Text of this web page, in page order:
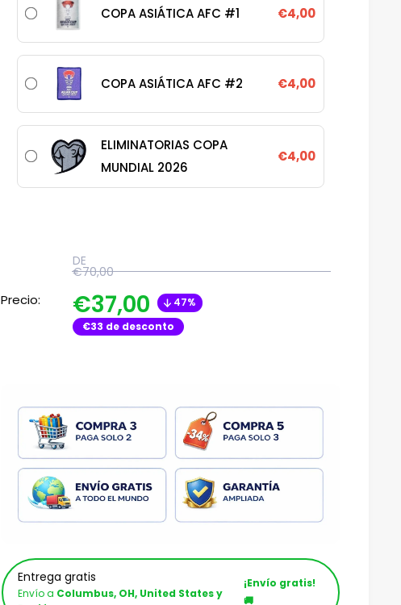
COPA ASIÁTICA AFC #1 €4,00
COPA ASIÁTICA AFC #2 €4,00
ELIMINATORIAS COPA
MUNDIAL 2026
€4,00
Precio:
DE
€70,00
€37,00
47%
€33 de desconto
Entrega gratis
Envío a Columbus, OH, United States y
¡Envío gratis!
🚚